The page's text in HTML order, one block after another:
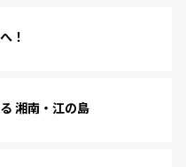
！
湘南・江の島